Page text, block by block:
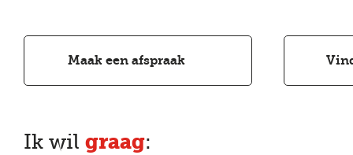
Maak een afspraak
Ik wil graag: